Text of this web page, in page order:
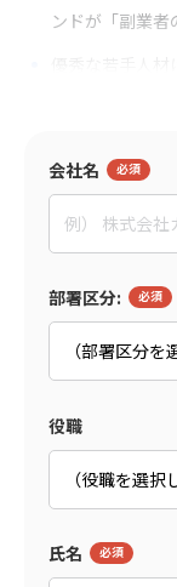
ンドが「副業
優秀な若手人
監修者
会社名
部署区分:
役職
氏名